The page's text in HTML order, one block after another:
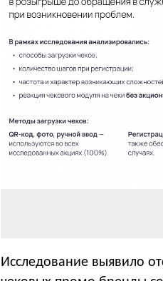
Исследование выявило